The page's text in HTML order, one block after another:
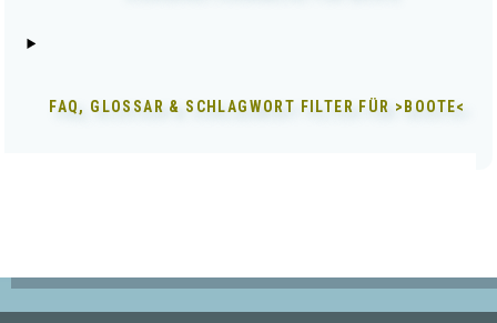
FAQ, GLOSSAR & SCHLAGWORT FILTER FÜR >BOOTE<